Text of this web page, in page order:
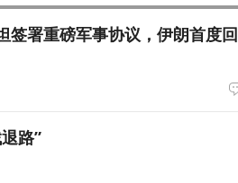
签署重磅军事协议，伊朗首度回
路”